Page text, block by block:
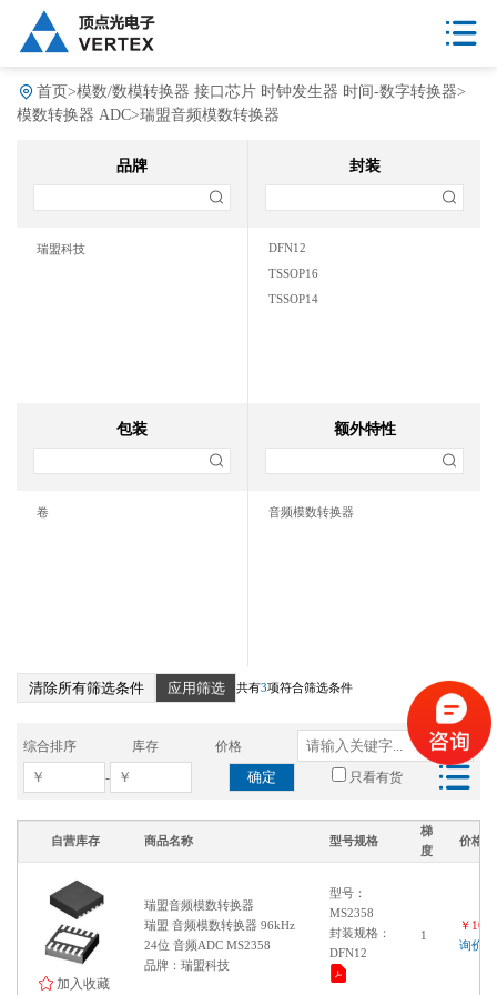
首页 >模数/数模转换器 接口芯片 时钟发生器 时间-数字转换器>
模数转换器 ADC>瑞盟音频模数转换器
品牌
瑞盟科技
封装
DFN12
TSSOP16
TSSOP14
包装
卷
额外特性
音频模数转换器
清除所有筛选条件 应用筛选 共有3项符合筛选条件
综合排序 库存 价格
- 确定 只看有货
自营库存 商品名称 型号规格
梯
度
价格
加入收藏
瑞盟音频模数转换器
瑞盟 音频模数转换器 96kHz
24位 音频ADC MS2358
品牌：瑞盟科技
型号：
MS2358
封装规格：
DFN12
1
￥
询价